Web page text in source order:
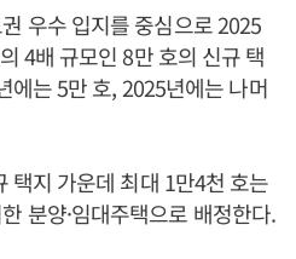
우수 입지를 중심으로 2025
4배 규모인 8만 호의 신규 택
에는 5만 호, 2025년에는 나머
택지 가운데 최대 1만4천 호는
분양·임대주택으로 배정한다.